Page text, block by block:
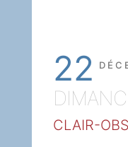
22
CLAIR-